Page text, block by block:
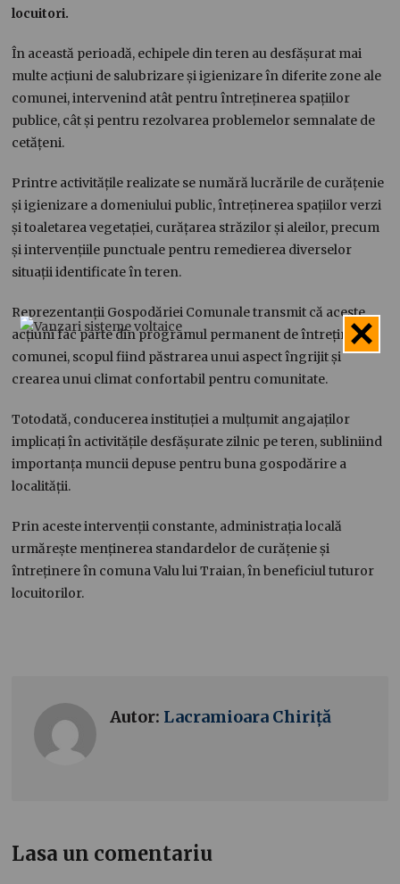
locuitori.
În această perioadă, echipele din teren au desfășurat mai
multe acțiuni de salubrizare și igienizare în diferite zone ale
comunei, intervenind atât pentru întreținerea spațiilor
publice, cât și pentru rezolvarea problemelor semnalate de
cetățeni.
Printre activitățile realizate se numără lucrările de curățenie
și igienizare a domeniului public, întreținerea spațiilor verzi
și toaletarea vegetației, curățarea străzilor și aleilor, precum
și intervențiile punctuale pentru remedierea diverselor
situații identificate în teren.
Reprezentanții Gospodăriei Comunale transmit că aceste
acțiuni fac parte din programul permanent de întreținere a
comunei, scopul fiind păstrarea unui aspect îngrijit și
crearea unui climat confortabil pentru comunitate.
Totodată, conducerea instituției a mulțumit angajaților
implicați în activitățile desfășurate zilnic pe teren, subliniind
importanța muncii depuse pentru buna gospodărire a
localității.
Prin aceste intervenții constante, administrația locală
urmărește menținerea standardelor de curățenie și
întreținere în comuna Valu lui Traian, în beneficiul tuturor
locuitorilor.
Autor: Lacramioara Chiriță
Lasa un comentariu